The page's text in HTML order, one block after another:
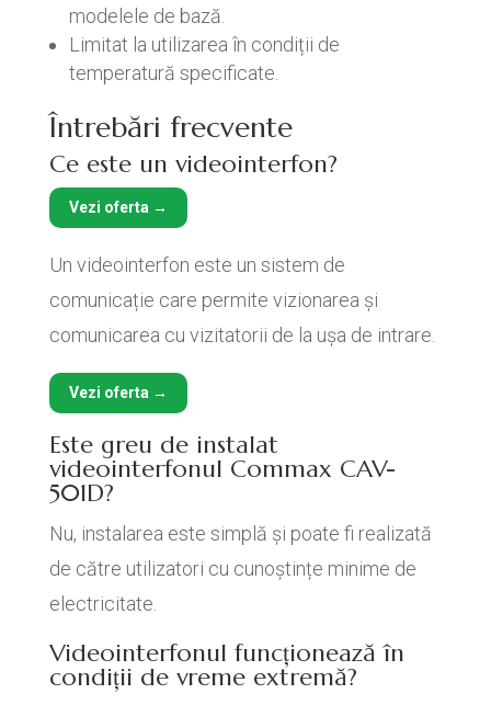
modelele de bază.
Limitat la utilizarea în condiții de
temperatură specificate.
Întrebări frecvente
Ce este un videointerfon?
Vezi oferta →
Un videointerfon este un sistem de
comunicație care permite vizionarea și
comunicarea cu vizitatorii de la ușa de intrare.
Vezi oferta →
Este greu de instalat
videointerfonul Commax CAV-
501D?
Nu, instalarea este simplă și poate fi realizată
de către utilizatori cu cunoștințe minime de
electricitate.
Videointerfonul funcționează în
condiții de vreme extremă?